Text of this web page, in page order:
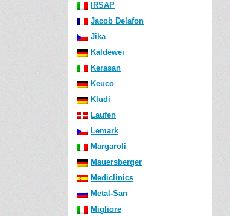
IRSAP
Jacob Delafon
Jika
Kaldewei
Kerasan
Keuco
Kludi
Laufen
Lemark
Margaroli
Mauersberger
Mediclinics
Metal-San
Migliore